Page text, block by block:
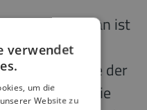
Stadtteil Kagran ist
sehr gut
Bereiche der
sind. Durch die
verwendet
um die
Website zu